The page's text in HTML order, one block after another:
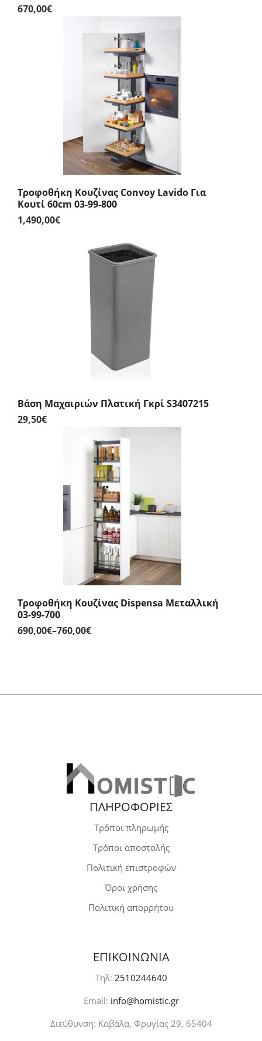
670,00€
Τροφοθήκη Κουζίνας Convoy Lavido Για
Κουτί 60cm 03-99-800
1,490,00€
Βάση Μαχαιριών Πλατική Γκρί S3407215
29,50€
Τροφοθήκη Κουζίνας Dispensa Μεταλλική
03-99-700
690,00€–760,00€Price
760,00€
ΠΛΗΡΟΦΟΡΙΕΣ
Τρόποι πληρωμής
Τρόποι αποστολής
Πολιτική επιστροφών
Όροι χρήσης
Πολιτική απορρήτου
ΕΠΙΚΟΙΝΩΝΙΑ
Τηλ: 2510244640
Email: info@homistic.gr
Διεύθυνση: Καβάλα, Φρυγίας 29, 65404